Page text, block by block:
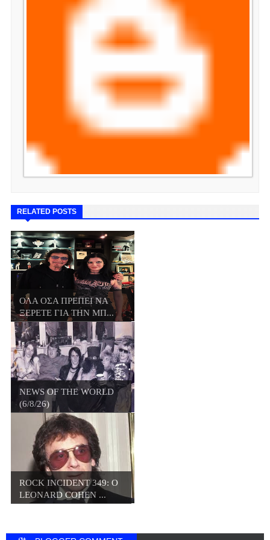
RELATED POSTS
ΟΛΑ ΟΣΑ ΠΡΕΠΕΙ ΝΑ
ΞΕΡΕΤΕ ΓΙΑ ΤΗΝ ΜΠ...
NEWS OF THE WORLD
(6/8/26)
ROCK INCIDENT 349: O
LEONARD COHEN ...